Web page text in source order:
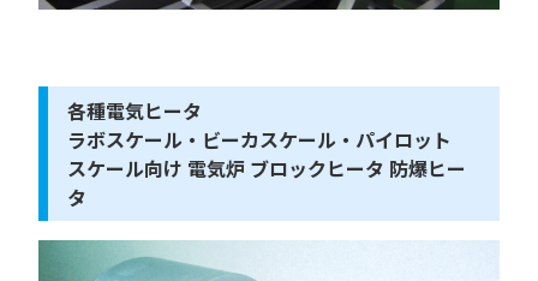
各種電気ヒータ
ラボスケール・ビーカスケール・パイロット
スケール向け 電気炉 ブロックヒータ 防爆ヒー
タ